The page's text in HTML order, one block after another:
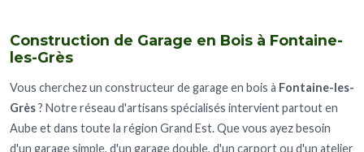
Construction de Garage en Bois à Fontaine-
les-Grès
Vous cherchez un constructeur de garage en bois à Fontaine-les-
Grès? Notre réseau d'artisans spécialisés intervient partout en
Aube et dans toute la région Grand Est. Que vous ayez besoin
d'un garage simple, d'un garage double, d'un carport ou d'un atelier